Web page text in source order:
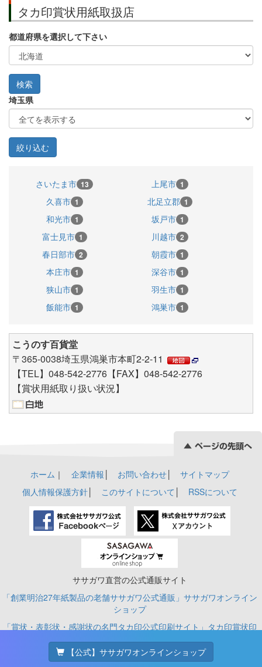
タカ印賞状用紙取扱店
都道府県を選択して下さい
埼玉県
さいたま市 13 上尾市 1
久喜市 1 北足立郡 1
和光市 1 坂戸市 1
富士見市 1 川越市 2
春日部市 2 朝霞市 1
本庄市 1 深谷市 1
狭山市 1 羽生市 1
飯能市 1 鴻巣市 1
こうのす百貨堂
〒365-0038埼玉県鴻巣市本町2-2-11
【TEL】048-542-2776【FAX】048-542-2776
【賞状用紙取り扱い状況】
【公式】ササガワオンラインショップ
ホーム ｜ 企業情報 お問い合わせ│
サイトマップ
個人情報保護方針│ このサイトについて RSSについて
ササガワ直営の公式通販サイト
「創業明治27年紙製品の老舗ササガワ公式通販」ササガワオンライン
ショップ
「賞状・表彰状・感謝状の名門タカ印公式印刷サイト」タカ印賞状印
© SASAGAWA CO., LTD